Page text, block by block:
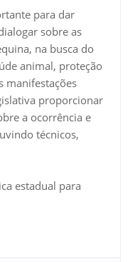
para dar
sobre as
na busca do
animal, proteção
manifestações
proporcionar
a ocorrência e
técnicos,
estadual para